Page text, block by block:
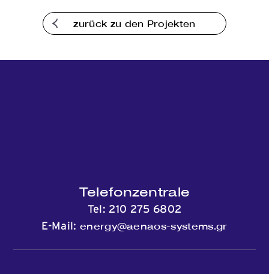
zurück zu den Projekten
Telefonzentrale
Tel: 210 275 6802
E-Mail: energy@aenaos-systems.gr